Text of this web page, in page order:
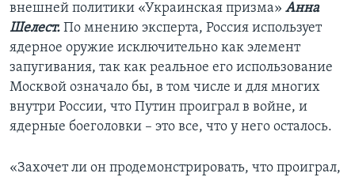
внешней политики «Украинская призма» Анна
Шелест. По мнению эксперта, Россия использует
ядерное оружие исключительно как элемент
запугивания, так как реальное его использование
Москвой означало бы, в том числе и для многих
внутри России, что Путин проиграл в войне, и
ядерные боеголовки – это все, что у него осталось.
«Захочет ли он продемонстрировать, что проиграл,